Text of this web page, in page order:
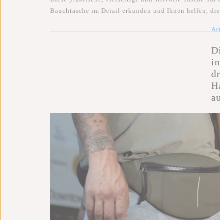
Bauchtasche im Detail erkunden und Ihnen helfen,